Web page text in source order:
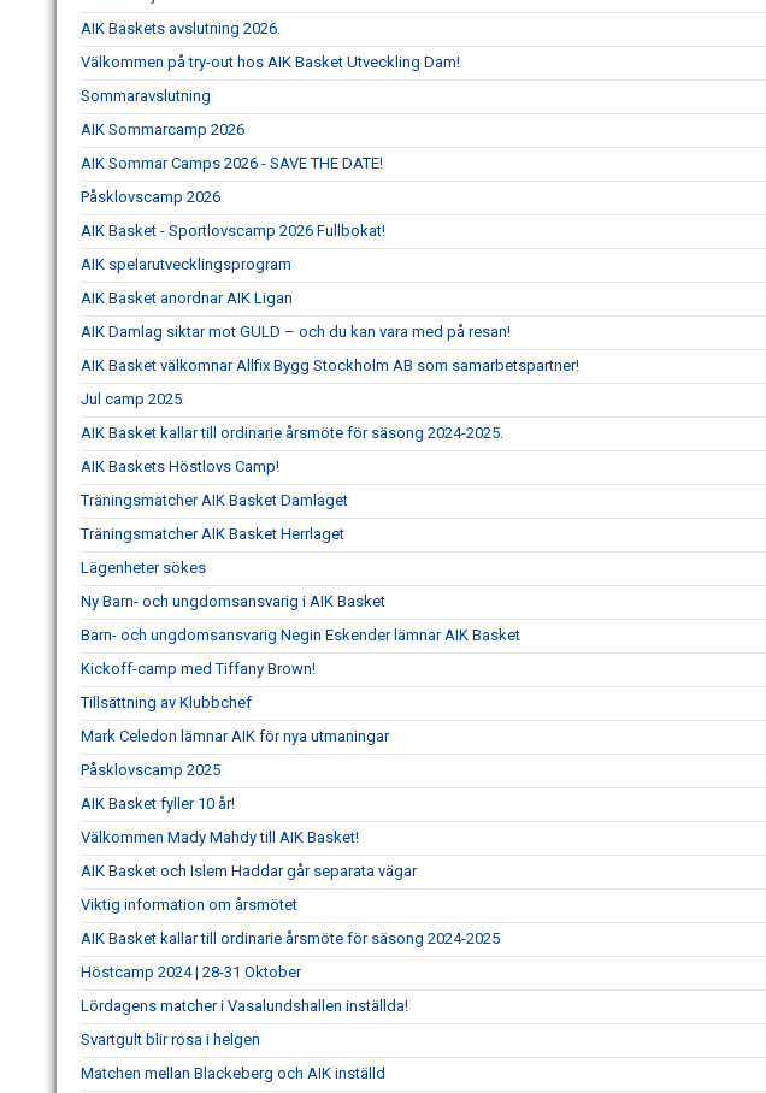
AIK Baskets avslutning 2026.
Välkommen på try-out hos AIK Basket Utveckling Dam!
Sommaravslutning
AIK Sommarcamp 2026
AIK Sommar Camps 2026 - SAVE THE DATE!
Påsklovscamp 2026
AIK Basket - Sportlovscamp 2026 Fullbokat!
AIK spelarutvecklingsprogram
AIK Basket anordnar AIK Ligan
AIK Damlag siktar mot GULD – och du kan vara med på resan!
AIK Basket välkomnar Allfix Bygg Stockholm AB som samarbetspartner!
Jul camp 2025
AIK Basket kallar till ordinarie årsmöte för säsong 2024-2025.
AIK Baskets Höstlovs Camp!
Träningsmatcher AIK Basket Damlaget
Träningsmatcher AIK Basket Herrlaget
Lägenheter sökes
Ny Barn- och ungdomsansvarig i AIK Basket
Barn- och ungdomsansvarig Negin Eskender lämnar AIK Basket
Kickoff-camp med Tiffany Brown!
Tillsättning av Klubbchef
Mark Celedon lämnar AIK för nya utmaningar
Påsklovscamp 2025
AIK Basket fyller 10 år!
Välkommen Mady Mahdy till AIK Basket!
AIK Basket och Islem Haddar går separata vägar
Viktig information om årsmötet
AIK Basket kallar till ordinarie årsmöte för säsong 2024-2025
Höstcamp 2024 | 28-31 Oktober
Lördagens matcher i Vasalundshallen inställda!
Svartgult blir rosa i helgen
Matchen mellan Blackeberg och AIK inställd